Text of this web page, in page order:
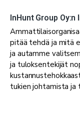
InHunt Group Oy:n
pitää tehdä ja mitä
ja autamme
ja tuloksentekijät
tukien johtamista ja